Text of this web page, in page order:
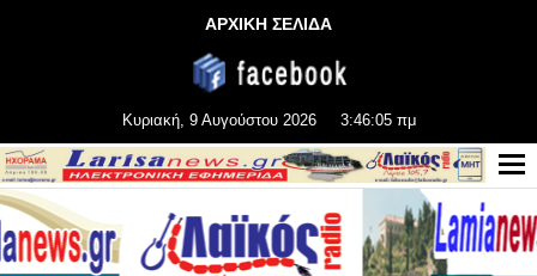
ΑΡΧΙΚΗ ΣΕΛΙΔΑ
Κυριακή, 9 Αυγούστου 2026 3:46:05 πμ